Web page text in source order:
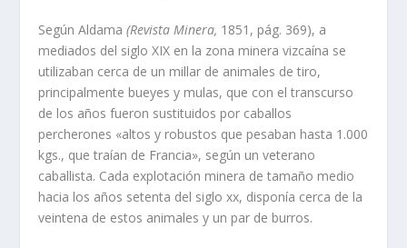
Según Aldama(Revista Minera, 1851, pág. 369), a
mediados del si­glo XIX en la zona minera vizcaína se
utilizaban cerca de un millar de animales de tiro,
principalmente bueyes y mulas, que con el transcurso
de los años fueron sustituidos por caballos
percherones «altos y robustos que pesaban hasta 1.000
kgs., que traían de Francia», según un veterano
caballista. Cada explotación minera de tamaño medio
hacia los años se­tenta del siglo xx, disponía cerca de la
veintena de estos animales y un par de burros.